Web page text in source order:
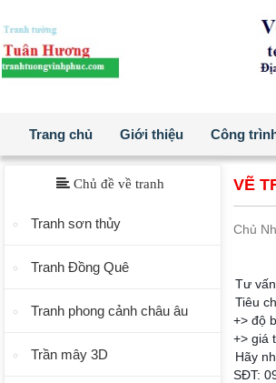
Trang chủ Giới thiệu Công
VẼ
Chủ
Tư
Tiêu
+> độ
+> giá
Hãy
SĐT:
Chủ đề về tranh
Tranh sơn thủy
Tranh Đồng Quê
Tranh phong cảnh châu âu
Trần mây 3D